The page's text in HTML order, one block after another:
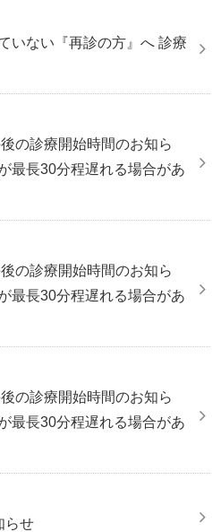
いない『再診の方』へ 診療
の診療開始時間のお知ら
長30分程遅れる場合があ
の診療開始時間のお知ら
長30分程遅れる場合があ
の診療開始時間のお知ら
長30分程遅れる場合があ
らせ